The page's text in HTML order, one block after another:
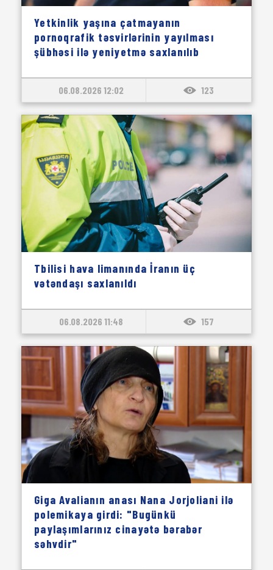
Yetkinlik yaşına çatmayanın
pornoqrafik təsvirlərinin yayılması
şübhəsi ilə yeniyetmə saxlanılıb
06.08.2026 12:02 123
Tbilisi hava limanında İranın üç
vətəndaşı saxlanıldı
06.08.2026 11:48 157
Giga Avalianın anası Nana Jorjoliani ilə
polemikaya girdi: "Bugünkü
paylaşımlarınız cinayətə bərabər
səhvdir"